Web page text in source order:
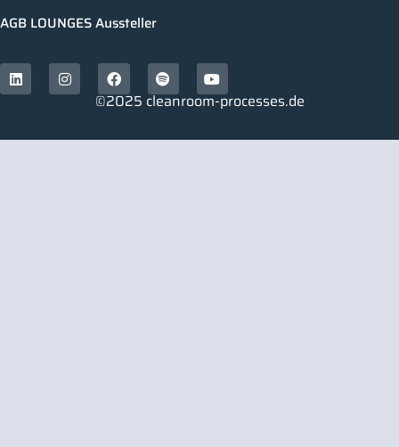
AGB LOUNGES Aussteller
©2025 cleanroom-processes.de